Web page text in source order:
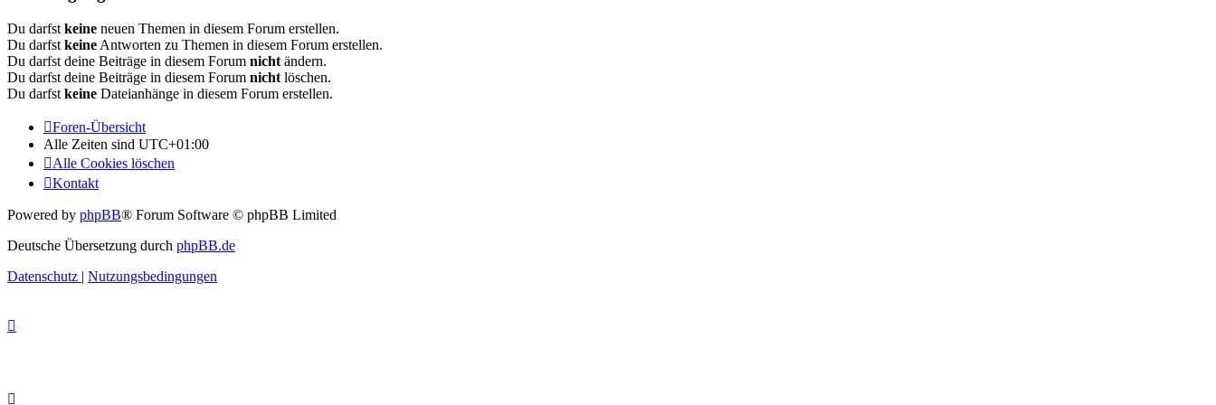
Du darfst keine neuen Themen in diesem Forum erstellen.
Du darfst keine Antworten zu Themen in diesem Forum erstellen.
Du darfst deine Beiträge in diesem Forum nicht ändern.
Du darfst deine Beiträge in diesem Forum nicht löschen.
Du darfst keine Dateianhänge in diesem Forum erstellen.
Foren-Übersicht
Alle Zeiten sind UTC+01:00
Alle Cookies löschen
Kontakt
Powered by phpBB® Forum Software © phpBB Limited
Deutsche Übersetzung durch phpBB.de
Datenschutz | Nutzungsbedingungen